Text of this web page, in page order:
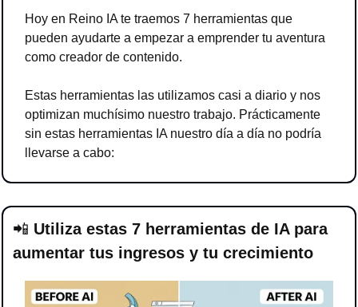
Hoy en Reino IA te traemos 7 herramientas que
pueden ayudarte a empezar a emprender tu aventura
como creador de contenido.
Estas herramientas las utilizamos casi a diario y nos
optimizan muchísimo nuestro trabajo. Prácticamente
sin estas herramientas IA nuestro día a día no podría
llevarse a cabo:
📲 Utiliza estas 7 herramientas de IA para
aumentar tus ingresos y tu crecimiento